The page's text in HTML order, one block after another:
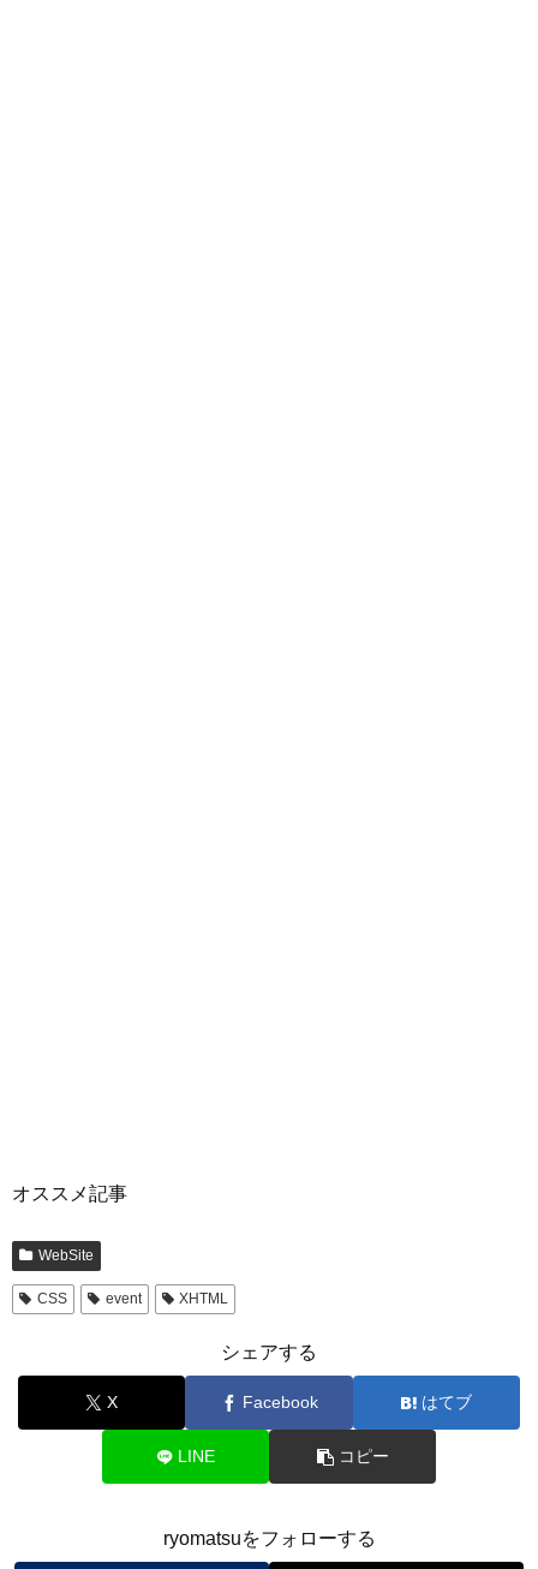
オススメ記事
WebSite
CSS event XHTML
シェアする
X Facebook はてブ
LINE コピー
ryomatsuをフォローする